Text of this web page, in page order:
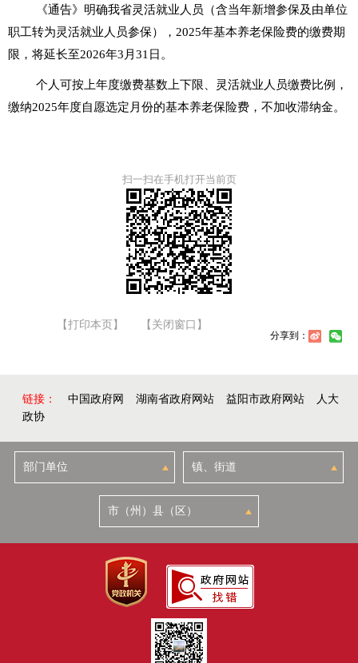
《通告》明确我省灵活就业人员（含当年新增参保及由单位
职工转为灵活就业人员参保），2025年基本养老保险费的缴费期
限，将延长至2026年3月31日。
个人可按上年度缴费基数上下限、灵活就业人员缴费比例，
缴纳2025年度自愿选定月份的基本养老保险费，不加收滞纳金。
扫一扫在手机打开当前页
【打印本页】 【关闭窗口】
分享到：
链接： 中国政府网 湖南省政府网站 益阳市政府网站
人大
政协